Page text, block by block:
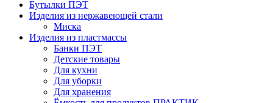
Бутылки ПЭТ
Изделия из нержавеющей стали
Миска
Изделия из пластмассы
Банки ПЭТ
Детские товары
Для кухни
Для уборки
Для хранения